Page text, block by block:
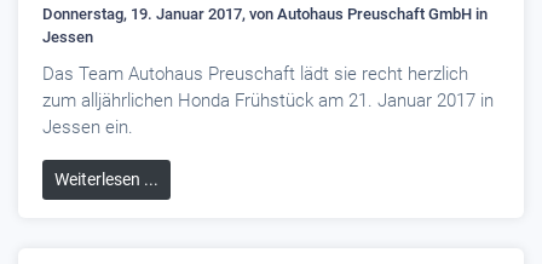
Donnerstag, 19. Januar 2017, von Autohaus Preuschaft GmbH in
Jessen
Das Team Autohaus Preuschaft lädt sie recht herzlich
zum alljährlichen Honda Frühstück am 21. Januar 2017 in
Jessen ein.
Weiterlesen ...